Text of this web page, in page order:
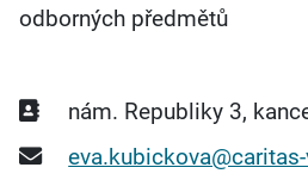
odborných předmětů
Adresa
nám. Republiky 3,
E-mail